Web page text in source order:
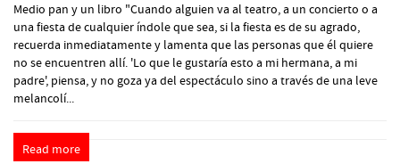
Medio pan y un libro "Cuando alguien va al teatro, a un concierto o a
una fiesta de cualquier índole que sea, si la fiesta es de su agrado,
recuerda inmediatamente y lamenta que las personas que él quiere
no se encuentren allí. 'Lo que le gustaría esto a mi hermana, a mi
padre', piensa, y no goza ya del espectáculo sino a través de una leve
melancolí...
Read more